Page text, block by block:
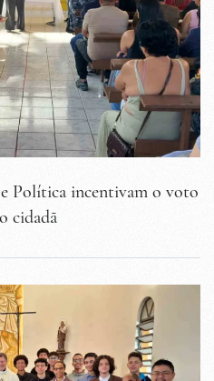
Política incentivam o voto
cidadã